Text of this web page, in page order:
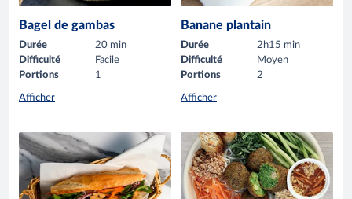
Bagel de gambas
Durée
20 min
Difficulté
Facile
Portions
1
Afficher
Banane plantain
Durée
2h15 min
Difficulté
Moyen
Portions
2
Afficher